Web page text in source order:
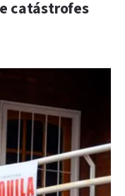
catástrofes